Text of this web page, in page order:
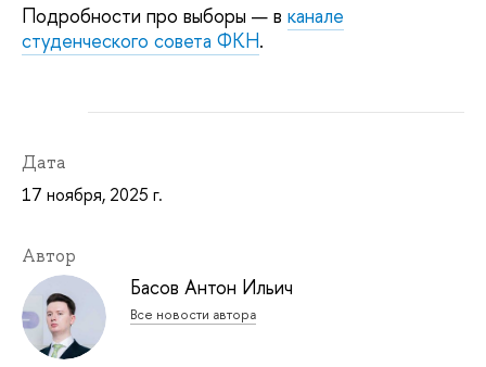
Подробности про выборы — в канале
студенческого совета ФКН.
Дата
17 ноября, 2025 г.
Автор
Басов Антон Ильич
Все новости автора